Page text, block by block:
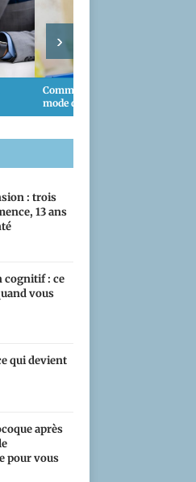
Comment résilier une mutuelle
mode d’emploi et conseils
›
: trois
13 ans
cognitif : ce
vous
qui devient
après
pour vous